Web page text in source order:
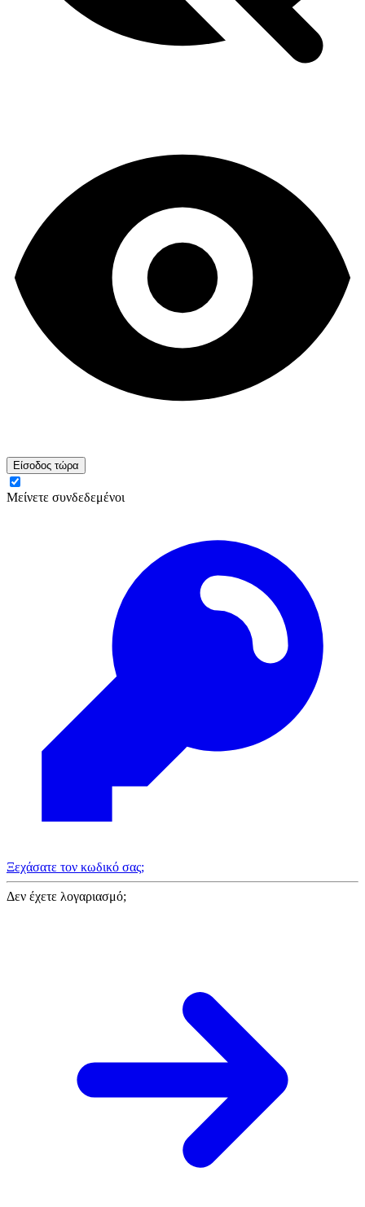
Είσοδος τώρα
Μείνετε συνδεδεμένοι
Ξεχάσατε τον κωδικό σας;
Δεν έχετε λογαριασμό;